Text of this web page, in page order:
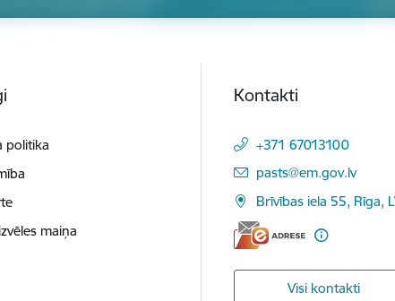
politika
maiņa
Kontakti
+371 67013100
E-pasts:
pasts@em.gov.lv
Brīvības iela 55, Rīga,
Visi kontakti